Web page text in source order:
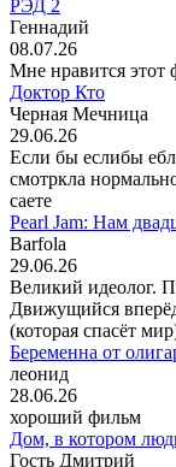
РЭД 2
Геннадий
08.07.26
Мне нравится этот
Доктор Кто
Черная Мечница
29.06.26
Если бы еслибы
смотркла
саете
Pearl Jam: Нам
Barfola
29.06.26
Великий идеолог.
Движущийся
(которая спасёт
Беременна от
леонид
28.06.26
хороший фильм
Дом, в котором
Гость Дмитрий